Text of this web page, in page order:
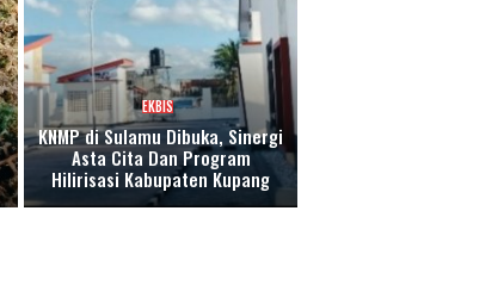
EKBIS
KNMP di Sulamu Dibuka, Sinergi
Asta Cita Dan Program
Hilirisasi Kabupaten Kupang